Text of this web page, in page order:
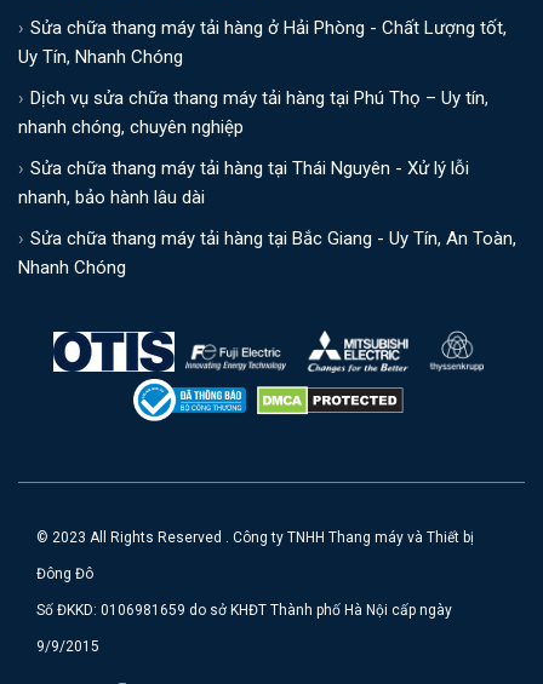
Sửa chữa thang máy tải hàng ở Hải Phòng - Chất Lượng tốt,
Uy Tín, Nhanh Chóng
Dịch vụ sửa chữa thang máy tải hàng tại Phú Thọ – Uy tín,
nhanh chóng, chuyên nghiệp
Sửa chữa thang máy tải hàng tại Thái Nguyên - Xử lý lỗi
nhanh, bảo hành lâu dài
Sửa chữa thang máy tải hàng tại Bắc Giang - Uy Tín, An Toàn,
Nhanh Chóng
© 2023 All Rights Reserved . Công ty TNHH Thang máy và Thiết bị
Đông Đô
Số ĐKKD: 0106981659 do sở KHĐT Thành phố Hà Nội cấp ngày
9/9/2015